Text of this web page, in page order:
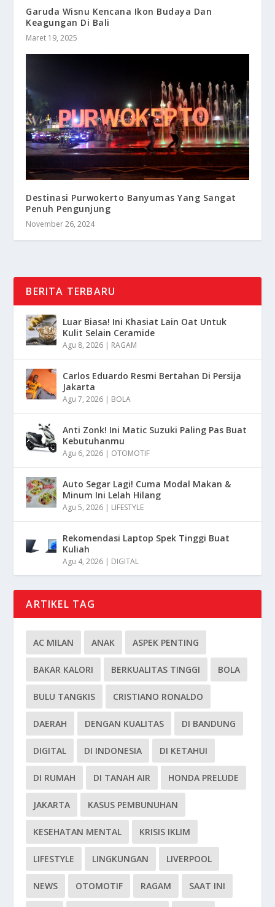
Garuda Wisnu Kencana Ikon Budaya Dan
Keagungan Di Bali
Maret 19, 2025
Destinasi Purwokerto Banyumas Yang Sangat
Penuh Pengunjung
November 26, 2024
BERITA TERBARU
Luar Biasa! Ini Khasiat Lain Oat Untuk
Kulit Selain Ceramide
Agu 8, 2026 | RAGAM
Carlos Eduardo Resmi Bertahan Di Persija
Jakarta
Agu 7, 2026 | BOLA
Anti Zonk! Ini Matic Suzuki Paling Pas Buat
Kebutuhanmu
Agu 6, 2026 | OTOMOTIF
Auto Segar Lagi! Cuma Modal Makan &
Minum Ini Lelah Hilang
Agu 5, 2026 | LIFESTYLE
Rekomendasi Laptop Spek Tinggi Buat
Kuliah
Agu 4, 2026 | DIGITAL
ARTIKEL TAG
AC MILAN ANAK ASPEK PENTING
BAKAR KALORI BERKUALITAS TINGGI BOLA
BULU TANGKIS CRISTIANO RONALDO
DAERAH DENGAN KUALITAS DI BANDUNG
DIGITAL DI INDONESIA DI KETAHUI
DI RUMAH DI TANAH AIR HONDA PRELUDE
JAKARTA KASUS PEMBUNUHAN
KESEHATAN MENTAL KRISIS IKLIM
LIFESTYLE LINGKUNGAN LIVERPOOL
NEWS OTOMOTIF RAGAM SAAT INI